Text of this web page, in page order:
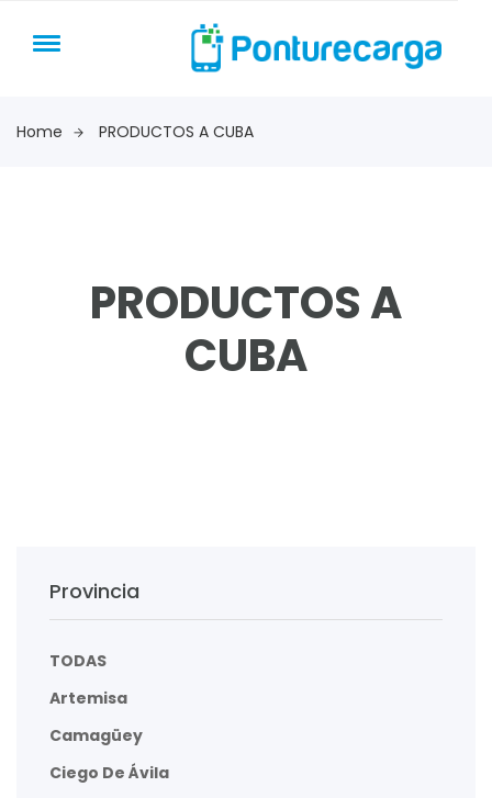
Home PRODUCTOS A CUBA
PRODUCTOS A
CUBA
Provincia
TODAS
Artemisa
Camagüey
Ciego De Ávila